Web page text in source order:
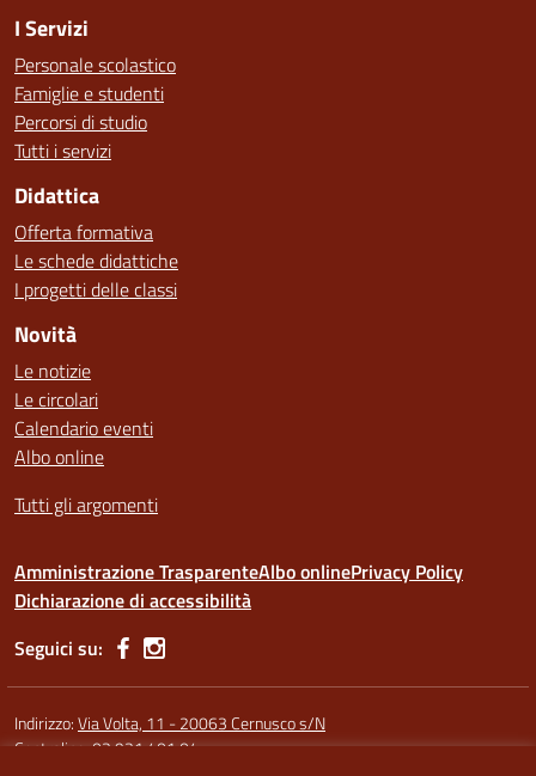
I Servizi
Personale scolastico
Famiglie e studenti
Percorsi di studio
Tutti i servizi
Didattica
Offerta formativa
Le schede didattiche
I progetti delle classi
Novità
Le notizie
Le circolari
Calendario eventi
Albo online
Tutti gli argomenti
Amministrazione TrasparenteAlbo onlinePrivacy Policy
Dichiarazione di accessibilità
Seguici su:
Indirizzo:Via Volta, 11 - 20063 Cernusco s/N
Centralino:02 921 401 04